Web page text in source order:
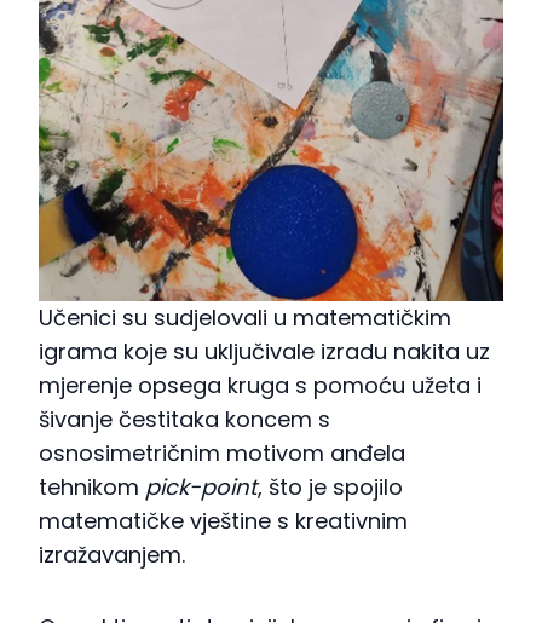
Učenici su sudjelovali u matematičkim
igrama koje su uključivale izradu nakita uz
mjerenje opsega kruga s pomoću užeta i
šivanje čestitaka koncem s
osnosimetričnim motivom anđela
tehnikom pick-point, što je spojilo
matematičke vještine s kreativnim
izražavanjem.